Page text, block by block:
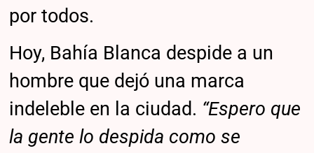
por todos.
Hoy, Bahía Blanca despide a un
hombre que dejó una marca
indeleble en la ciudad. “Espero que
la gente lo despida como se